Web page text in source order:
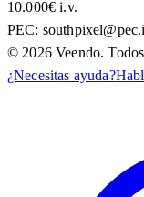
10.000€ i.v.
PEC:
© 2026 Veendo.
¿Necesitas ayuda?